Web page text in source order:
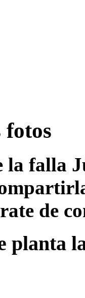
fotos
la falla
de
planta